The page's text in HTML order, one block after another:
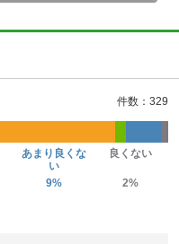
件数：329
あまり良くな
い
良くない
9% 2%